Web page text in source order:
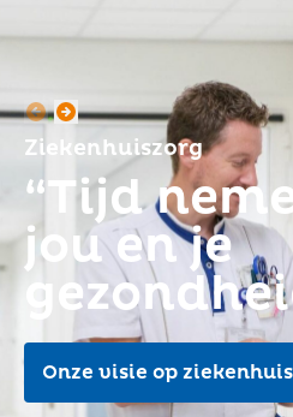
Ziekenhuiszorg
“Tijd
jou en je
Onze visie op